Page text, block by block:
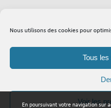
Nous utilisons des cookies pour
Tous
Voir les
En poursuivant votre navigation sur